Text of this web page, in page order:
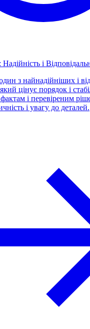
і
з найнадійніших і
цінує порядок і
і перевіреним
і увагу до деталей.